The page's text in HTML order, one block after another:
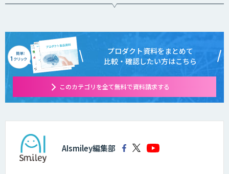
プロダクト資料をまとめて
比較・確認したい方はこちら
このカテゴリを全て無料で資料請求する
AIsmiley編集部